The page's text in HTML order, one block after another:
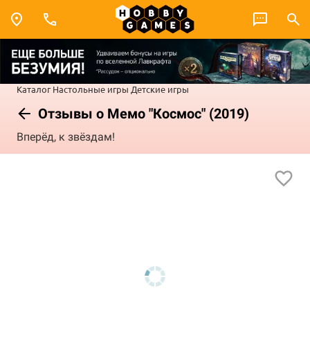
Каталог Настольные игры Детские игры
Отзывы о Мемо "Космос" (2019)
Вперёд, к звёздам!